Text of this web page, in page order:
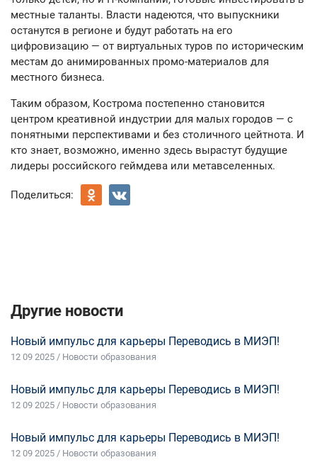
местные таланты. Власти надеются, что выпускники
останутся в регионе и будут работать на его
цифровизацию — от виртуальных туров по историческим
местам до анимированных промо-материалов для
местного бизнеса.
Таким образом, Кострома постепенно становится
центром креативной индустрии для малых городов — с
понятными перспективами и без столичного цейтнота. И
кто знает, возможно, именно здесь вырастут будущие
лидеры российского геймдева или метавселенных.
Поделиться:
Другие новости
Новый импульс для карьеры Переводись в МИЭП!
12 09 2025 / Новости образования
Новый импульс для карьеры Переводись в МИЭП!
12 09 2025 / Новости образования
Новый импульс для карьеры Переводись в МИЭП!
12 09 2025 / Новости образования